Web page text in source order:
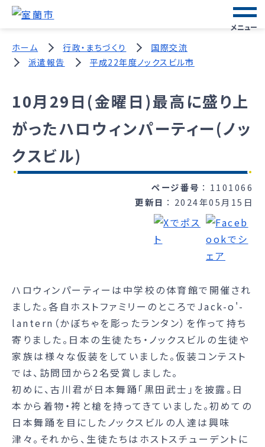
メニュー
ホーム 行政・まちづくり
国際交流
派遣報告
平成22年度ノックスビル市
10月29日(金曜日)最高に盛り上
がったハロウィンパーティー(ノッ
クスビル)
ページ番号
1101066
更新日
2024年05月15日
ハロウィンパーティーは中学校の体育館で開催され
ました。各自ホストファミリーのところでJack-o'-
lantern（かぼちゃを彫ったランタン）を作って持ち
寄りました。日本の生徒たち・ノックスビルの生徒や
家族は様々な仮装をしていました。仮装コンテスト
では、訪問団から2名受賞しました。
初めに、古川君が日本舞踊「黒田武士」を披露。日
本から着物・袴と槍を持ってきていました。初めての
日本舞踊を目にしたノックスビルの人達は興味
津々。それから、生徒たちはホストスチューデントに